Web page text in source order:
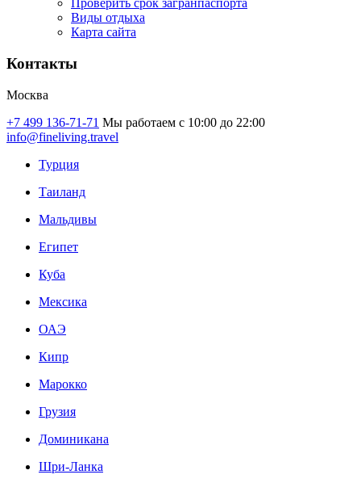
Проверить срок загранпаспорта
Виды отдыха
Карта сайта
Контакты
Москва
+7 499 136-71-71 Мы работаем с 10:00 до 22:00
info@fineliving.travel
Турция
Таиланд
Мальдивы
Египет
Куба
Мексика
ОАЭ
Кипр
Марокко
Грузия
Доминикана
Шри-Ланка